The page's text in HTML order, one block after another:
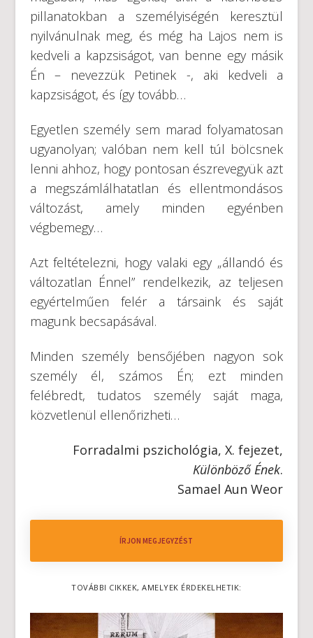
pillanatokban a személyiségén keresztül
nyilvánulnak meg, és még ha Lajos nem is
kedveli a kapzsiságot, van benne egy másik
Én – nevezzük Petinek -, aki kedveli a
kapzsiságot, és így tovább…
Egyetlen személy sem marad folyamatosan
ugyanolyan; valóban nem kell túl bölcsnek
lenni ahhoz, hogy pontosan észrevegyük azt
a megszámlálhatatlan és ellentmondásos
változást, amely minden egyénben
végbemegy…
Azt feltételezni, hogy valaki egy „állandó és
változatlan Énnel” rendelkezik, az teljesen
egyértelműen felér a társaink és saját
magunk becsapásával.
Minden személy bensőjében nagyon sok
személy él, számos Én; ezt minden
felébredt, tudatos személy saját maga,
közvetlenül ellenőrizheti…
Forradalmi pszichológia, X. fejezet,
Különböző Ének.
Samael Aun Weor
ÍRJON MEGJEGYZÉST
TOVÁBBI CIKKEK, AMELYEK ÉRDEKELHETIK: